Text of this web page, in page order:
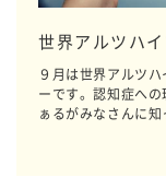
世界アルツハ
９月は世界アルツ
ーです。認知症へ
ぁるがみなさんに